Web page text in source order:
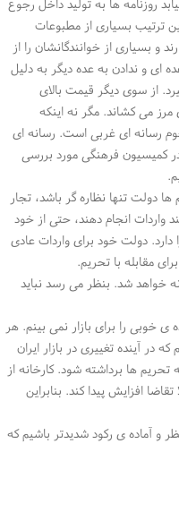
ترتیب بسیاری از مطبوعات
و بسیاری از خوانندگانشان را از
ای و ندادن به عده دیگر به دلیل
از سوی دیگر قیمت بالای
می کشاند. مگر نه اینکه
رسانه ای غربی است. رسانه ای
در کمیسیون فرهنگی مورد بررسی
دولت تنها نظاره گر باشد، تجار
واردات انجام دهند، حتی از خود
دارد. دولت خود برای واردات عادی
مقابله با تحریم.
خواهد شد. بنظر می رسد نباید
ی خوبی را برای بازار نمی بینم. هر
در آینده تغییری در بازار ایران
ها برداشته شود. کارخانه از
افزایش پیدا کند. بنابراین
و آماده ی رکود شدیدتر باشیم که